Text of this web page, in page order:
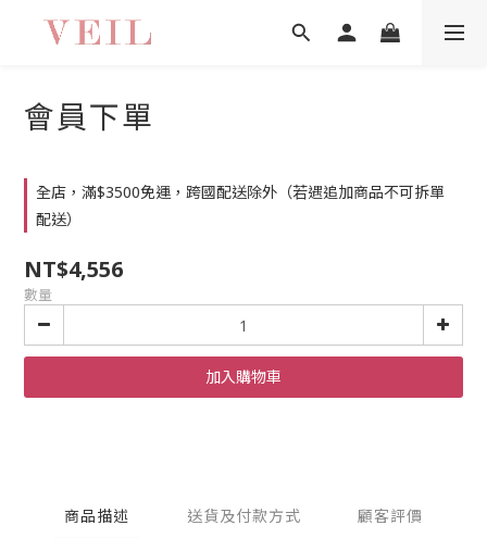
會員下單
全店，滿$3500免運，跨國配送除外（若遇追加商品不可拆單
配送）
NT$4,556
數量
加入購物車
商品描述 送貨及付款方式 顧客評價